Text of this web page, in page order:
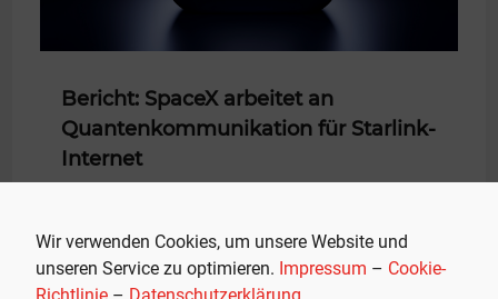
Wir verwenden Cookies, um unsere Website und
unseren Service zu optimieren. Impressum – Cookie-
Bericht: SpaceX arbeitet an
Quantenkommunikation für Starlink-
Internet
SpaceX arbeitet einem aktuellen Bericht zufolge an der
Schaffung und Integration von...